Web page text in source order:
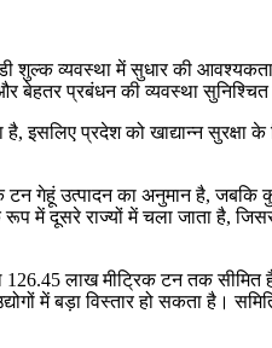
शुल्क व्यवस्था में सुधार की
और बेहतर प्रबंधन की व्यवस्था
प्रदेश को खाद्यान्न सुरक्षा के
टन गेहूं उत्पादन का अनुमान है,
में दूसरे राज्यों में चला जाता है,
लाख मीट्रिक टन तक
में बड़ा विस्तार हो सकता है।